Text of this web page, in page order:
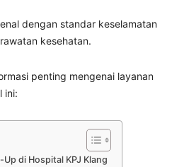
dengan standar keselamatan
kesehatan.
penting mengenai layanan
ini:
di Hospital KPJ Klang